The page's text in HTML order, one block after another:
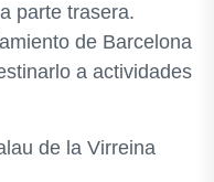
parte trasera.
de Barcelona
a actividades
de la Virreina